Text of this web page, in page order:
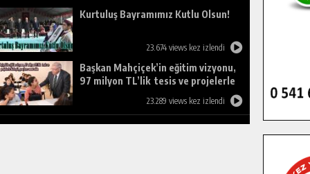
Kurtuluş Bayramımız Kutlu Olsun!
23.674 views kez izlendi
Başkan Mahçiçek’in eğitim vizyonu,
97 milyon TL’lik tesis ve projelerle
23.289 views kez izlendi